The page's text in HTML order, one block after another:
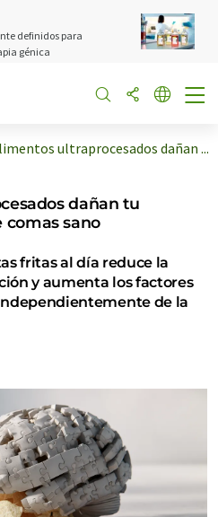
definidos para
génica
ultraprocesados dañan ...
dañan tu
comas sano
fritas al día reduce la
y aumenta los factores
de la